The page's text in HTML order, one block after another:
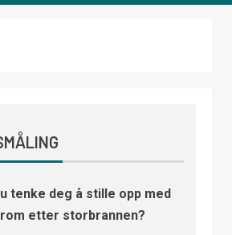
tenke deg å stille opp med
etter storbrannen?